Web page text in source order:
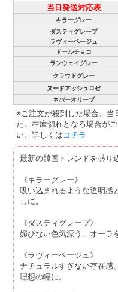
当日発送対応表
キラーグレー
ダスティグレープ
ラヴィーベージュ
ドールチョコ
ランウェイグレー
クラウドグレー
ヌードアッシュロゼ
ネバーオリーブ
※ご注文が殺到した場合、当
た、在庫切れとなる場合が
い。詳しくはコチラ
最新の韓国トレンドを盛り
《キラーグレー》
吸い込まれるような透明感
しに。
《ダスティグレープ》
媚びない色気漂う、オーラ
《ラヴィーベージュ》
ナチュラルすぎない存在感
理想の瞳に。